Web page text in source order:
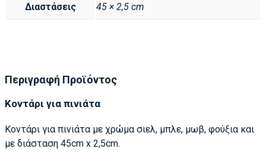
Διαστάσεις 45 × 2,5 cm
Περιγραφή Προϊόντος
Κοντάρι για πινιάτα
Κοντάρι για πινιάτα με χρώμα σιελ, μπλε, μωβ, φούξια και
με διάσταση 45cm x 2,5cm.